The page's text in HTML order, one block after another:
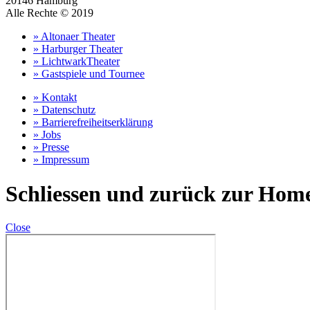
Alle Rechte © 2019
» Altonaer Theater
» Harburger Theater
» LichtwarkTheater
» Gastspiele und Tournee
» Kontakt
» Datenschutz
» Barrierefreiheitserklärung
» Jobs
» Presse
» Impressum
Schliessen und zurück zur
Close